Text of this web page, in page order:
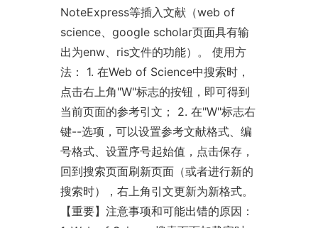
NoteExpress等插入文献（web of
science、google scholar页面具有输
出为enw、ris文件的功能）。 使用方
法： 1. 在Web of Science中搜索时，
点击右上角"W"标志的按钮，即可得到
当前页面的参考引文； 2. 在"W"标志右
键--选项，可以设置参考文献格式、编
号格式、设置序号起始值，点击保存，
回到搜索页面刷新页面（或者进行新的
搜索时），右上角引文更新为新格式。
【重要】注意事项和可能出错的原因：